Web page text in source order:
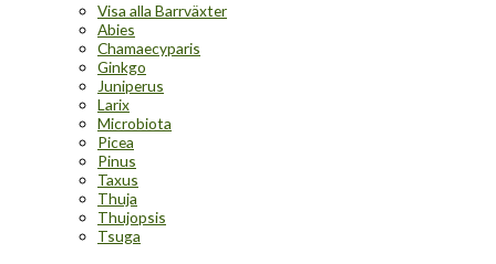
Visa alla Barrväxter
Abies
Chamaecyparis
Ginkgo
Juniperus
Larix
Microbiota
Picea
Pinus
Taxus
Thuja
Thujopsis
Tsuga